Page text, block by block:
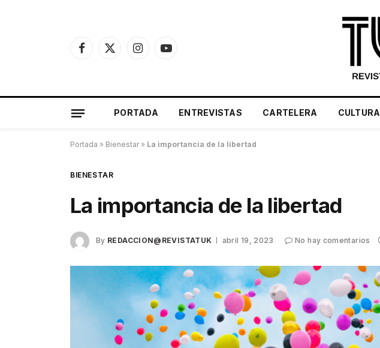
Facebook
X
InstagramYouTube
PORTADA ENTREVISTAS CARTELERA CULTURA
Portada » Bienestar» La importancia de la libertad
BIENESTAR
La importancia de la libertad
By REDACCION@REVISTATUK abril 19, 2023 No hay comentarios